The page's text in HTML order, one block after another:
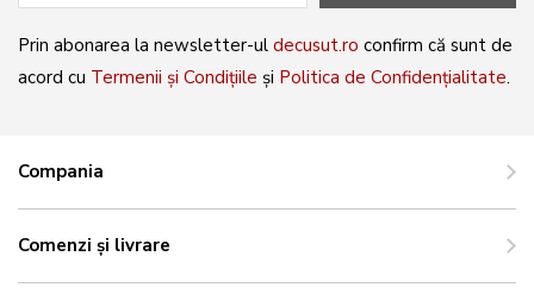
Prin abonarea la newsletter-ul decusut.ro confirm că sunt de
acord cu Termenii și Condițiile și Politica de Confidențialitate.
Compania
Comenzi și livrare